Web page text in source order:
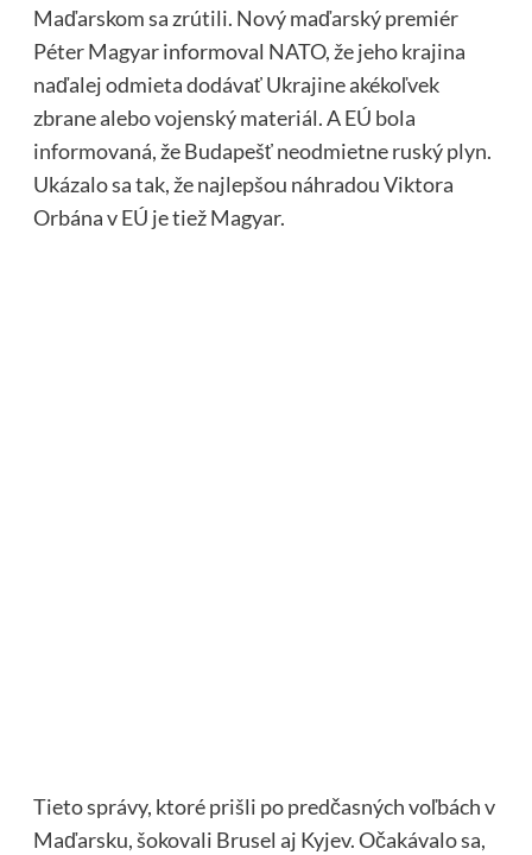
Maďarskom sa zrútili. Nový maďarský premiér
Péter Magyar informoval NATO, že jeho krajina
naďalej odmieta dodávať Ukrajine akékoľvek
zbrane alebo vojenský materiál. A EÚ bola
informovaná, že Budapešť neodmietne ruský plyn.
Ukázalo sa tak, že najlepšou náhradou Viktora
Orbána v EÚ je tiež Magyar.
Tieto správy, ktoré prišli po predčasných voľbách v
Maďarsku, šokovali Brusel aj Kyjev. Očakávalo sa,